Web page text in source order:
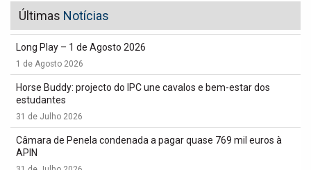
Últimas Notícias
Long Play – 1 de Agosto 2026
1 de Agosto 2026
Horse Buddy: projecto do IPC une cavalos e bem-estar dos
estudantes
31 de Julho 2026
Câmara de Penela condenada a pagar quase 769 mil euros à
APIN